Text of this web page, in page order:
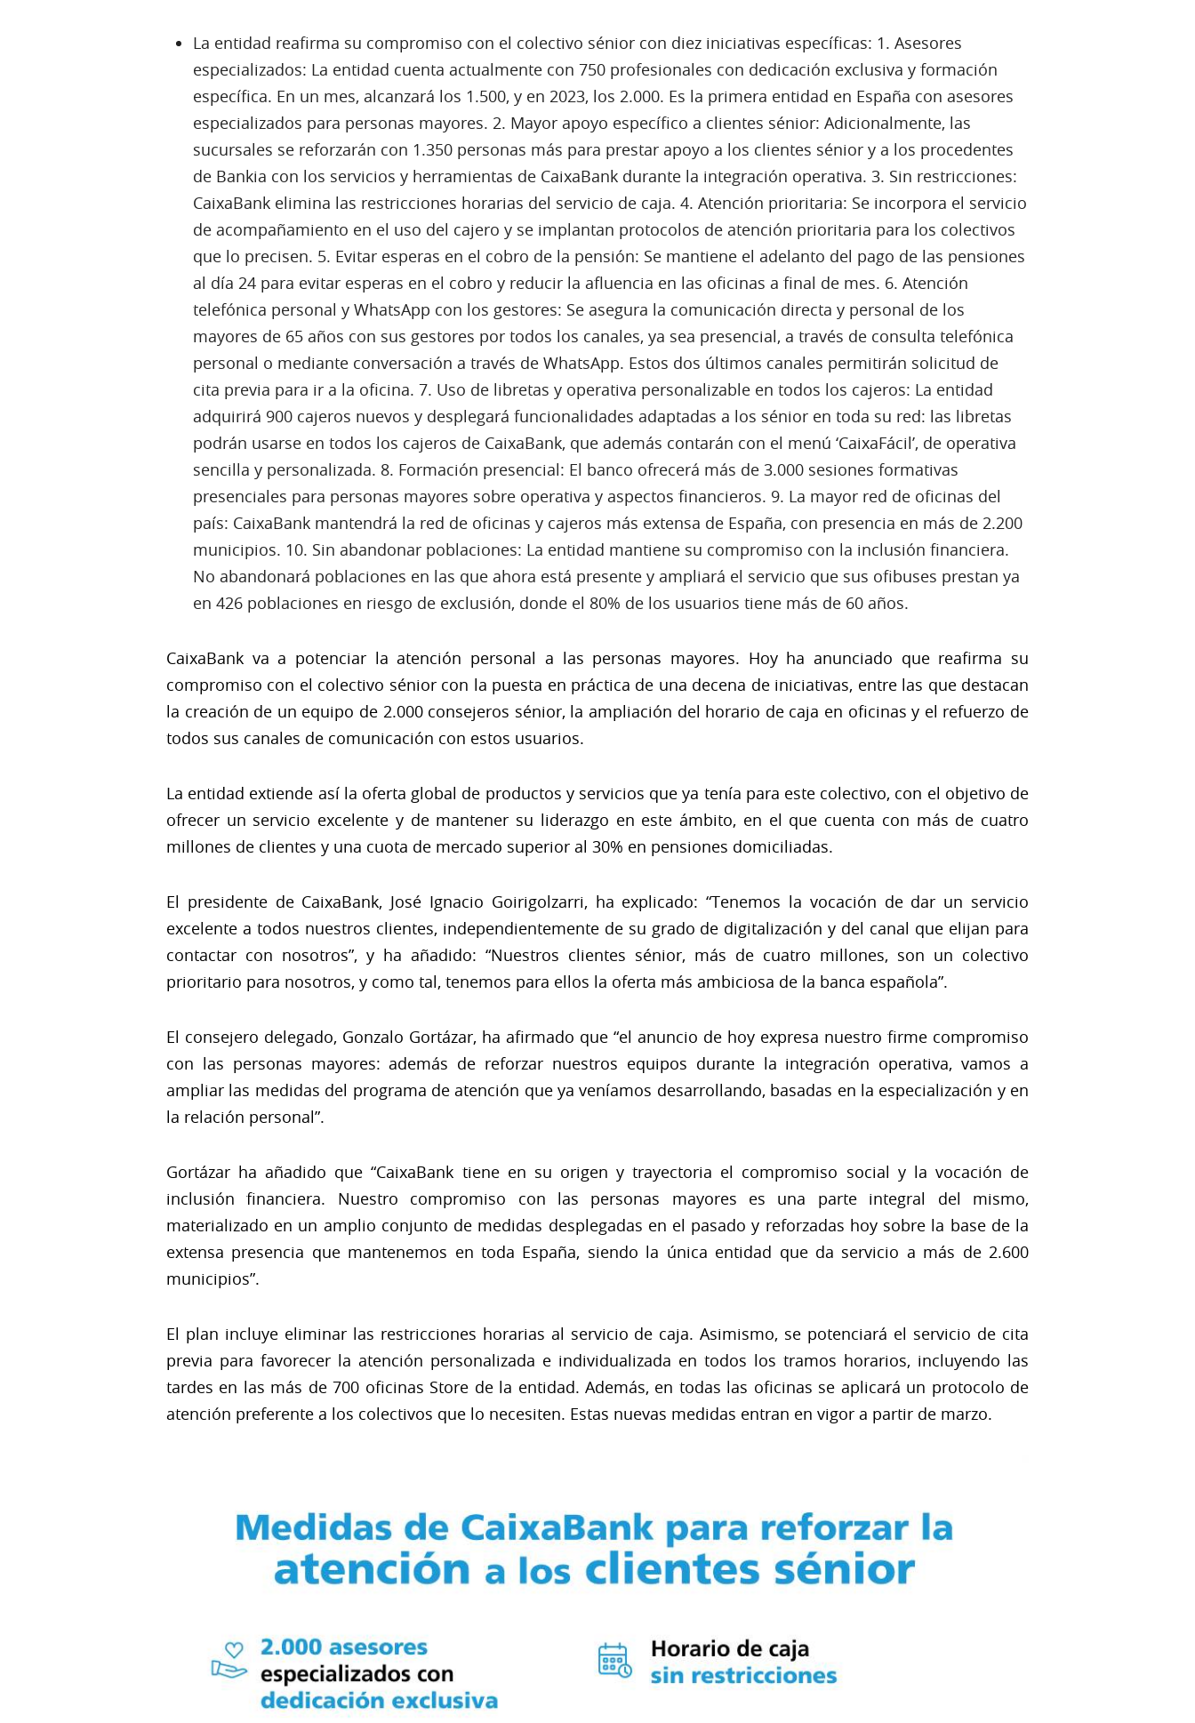
La entidad reafirma su compromiso con el colectivo sénior con diez iniciativas específicas: 1. Asesores
especializados: La entidad cuenta actualmente con 750 profesionales con dedicación exclusiva y formación
específica. En un mes, alcanzará los 1.500, y en 2023, los 2.000. Es la primera entidad en España con asesores
especializados para personas mayores. 2. Mayor apoyo específico a clientes sénior: Adicionalmente, las
sucursales se reforzarán con 1.350 personas más para prestar apoyo a los clientes sénior y a los procedentes
de Bankia con los servicios y herramientas de CaixaBank durante la integración operativa. 3. Sin restricciones:
CaixaBank elimina las restricciones horarias del servicio de caja. 4. Atención prioritaria: Se incorpora el servicio
de acompañamiento en el uso del cajero y se implantan protocolos de atención prioritaria para los colectivos
que lo precisen. 5. Evitar esperas en el cobro de la pensión: Se mantiene el adelanto del pago de las pensiones
al día 24 para evitar esperas en el cobro y reducir la afluencia en las oficinas a final de mes. 6. Atención
telefónica personal y WhatsApp con los gestores: Se asegura la comunicación directa y personal de los
mayores de 65 años con sus gestores por todos los canales, ya sea presencial, a través de consulta telefónica
personal o mediante conversación a través de WhatsApp. Estos dos últimos canales permitirán solicitud de
cita previa para ir a la oficina. 7. Uso de libretas y operativa personalizable en todos los cajeros: La entidad
adquirirá 900 cajeros nuevos y desplegará funcionalidades adaptadas a los sénior en toda su red: las libretas
podrán usarse en todos los cajeros de CaixaBank, que además contarán con el menú ‘CaixaFácil’, de operativa
sencilla y personalizada. 8. Formación presencial: El banco ofrecerá más de 3.000 sesiones formativas
presenciales para personas mayores sobre operativa y aspectos financieros. 9. La mayor red de oficinas del
país: CaixaBank mantendrá la red de oficinas y cajeros más extensa de España, con presencia en más de 2.200
municipios. 10. Sin abandonar poblaciones: La entidad mantiene su compromiso con la inclusión financiera.
No abandonará poblaciones en las que ahora está presente y ampliará el servicio que sus ofibuses prestan ya
en 426 poblaciones en riesgo de exclusión, donde el 80% de los usuarios tiene más de 60 años.
CaixaBank va a potenciar la atención personal a las personas mayores. Hoy ha anunciado que reafirma su
compromiso con el colectivo sénior con la puesta en práctica de una decena de iniciativas, entre las que destacan
la creación de un equipo de 2.000 consejeros sénior, la ampliación del horario de caja en oficinas y el refuerzo de
todos sus canales de comunicación con estos usuarios.
La entidad extiende así la oferta global de productos y servicios que ya tenía para este colectivo, con el objetivo de
ofrecer un servicio excelente y de mantener su liderazgo en este ámbito, en el que cuenta con más de cuatro
millones de clientes y una cuota de mercado superior al 30% en pensiones domiciliadas.
El presidente de CaixaBank, José Ignacio Goirigolzarri, ha explicado: “Tenemos la vocación de dar un servicio
excelente a todos nuestros clientes, independientemente de su grado de digitalización y del canal que elijan para
contactar con nosotros”, y ha añadido: “Nuestros clientes sénior, más de cuatro millones, son un colectivo
prioritario para nosotros, y como tal, tenemos para ellos la oferta más ambiciosa de la banca española”.
El consejero delegado, Gonzalo Gortázar, ha afirmado que “el anuncio de hoy expresa nuestro firme compromiso
con las personas mayores: además de reforzar nuestros equipos durante la integración operativa, vamos a
ampliar las medidas del programa de atención que ya veníamos desarrollando, basadas en la especialización y en
la relación personal”.
Gortázar ha añadido que “CaixaBank tiene en su origen y trayectoria el compromiso social y la vocación de
inclusión financiera. Nuestro compromiso con las personas mayores es una parte integral del mismo,
materializado en un amplio conjunto de medidas desplegadas en el pasado y reforzadas hoy sobre la base de la
extensa presencia que mantenemos en toda España, siendo la única entidad que da servicio a más de 2.600
municipios”.
El plan incluye eliminar las restricciones horarias al servicio de caja. Asimismo, se potenciará el servicio de cita
previa para favorecer la atención personalizada e individualizada en todos los tramos horarios, incluyendo las
tardes en las más de 700 oficinas Store de la entidad. Además, en todas las oficinas se aplicará un protocolo de
atención preferente a los colectivos que lo necesiten. Estas nuevas medidas entran en vigor a partir de marzo.